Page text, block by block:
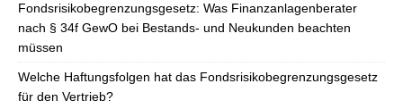
Fondsrisikobegrenzungsgesetz: Was Finanzanlagenberater
nach § 34f GewO bei Bestands- und Neukunden beachten
müssen
Welche Haftungsfolgen hat das Fondsrisikobegrenzungsgesetz
für den Vertrieb?